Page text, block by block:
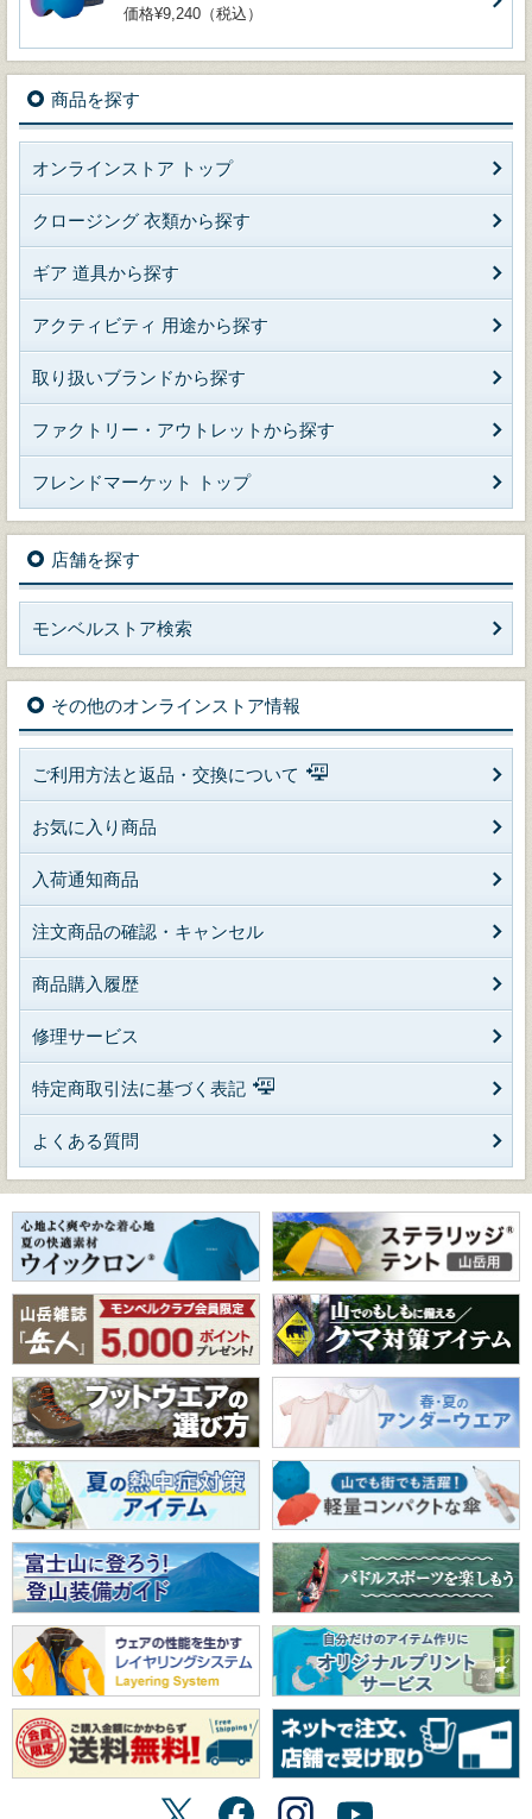
価格¥9,240（税込）
商品を探す
オンラインストア トップ
クロージング 衣類から探す
ギア 道具から探す
アクティビティ 用途から探す
取り扱いブランドから探す
ファクトリー・アウトレットから探す
フレンドマーケット トップ
店舗を探す
モンベルストア検索
その他のオンラインストア情報
ご利用方法と返品・交換について
お気に入り商品
入荷通知商品
注文商品の確認・キャンセル
商品購入履歴
修理サービス
特定商取引法に基づく表記
よくある質問